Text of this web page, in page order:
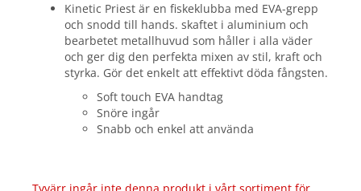
Kinetic Priest är en fiskeklubba med EVA-grepp
och snodd till hands. skaftet i aluminium och
bearbetet metallhuvud som håller i alla väder
och ger dig den perfekta mixen av stil, kraft och
styrka. Gör det enkelt att effektivt döda fångsten.
Soft touch EVA handtag
Snöre ingår
Snabb och enkel att använda